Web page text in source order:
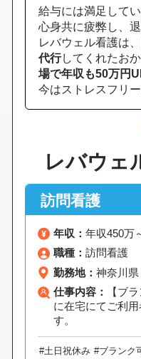
給与には満足して
心身共に疲弊し、退
レバウェル看護は、
代行してくれたおか
場で年収も50万円
今はストレスフリ
レバウェ
訪問看護
年収： 年収450万
職種： 訪問看護
勤務地： 神奈川県
仕事内容：
【ブ
に在宅にてご利
す。
#土日祝休み #ブランク可